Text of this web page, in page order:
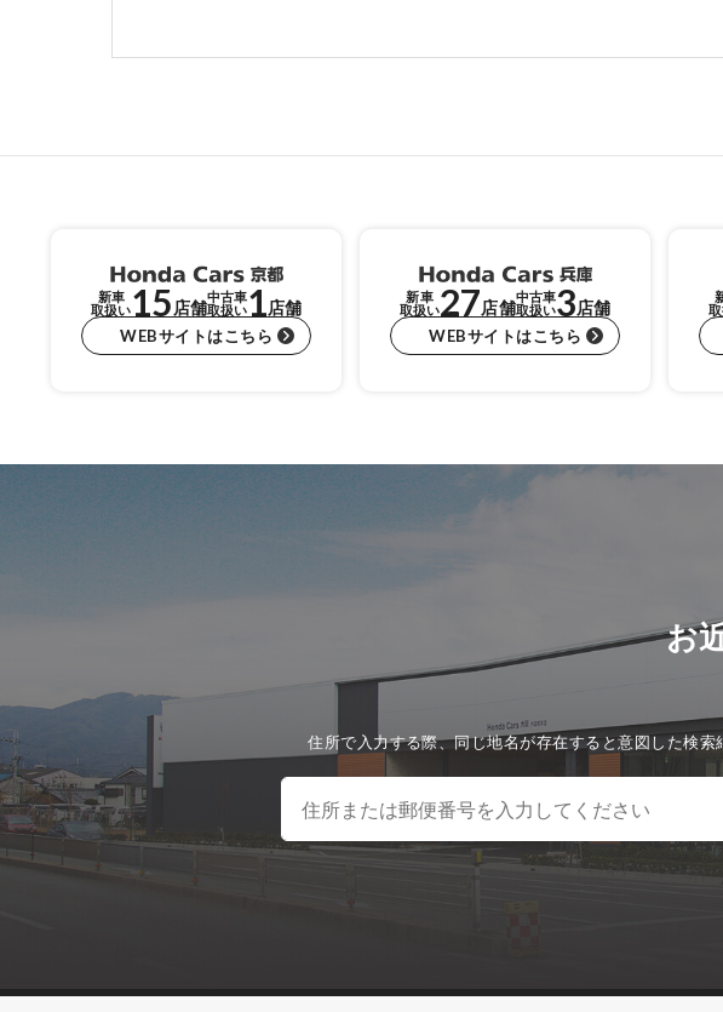
新車
取扱い15 店舗
中古車
取扱い1店舗
WEBサイトはこちら
新車
取扱い27店舗
中古車
取扱い3店舗
WEBサイトはこちら
お
住所で入力する際、同じ地名が存在すると意図した検